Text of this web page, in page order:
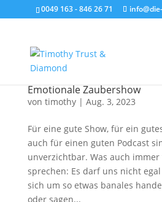
0049 163 - 846 26 71
Emotionale Zaubershow
von timothy| Aug. 3, 2023
Für eine gute Show, für ein
auch für einen guten Podcast
unverzichtbar. Was auch
sprechen: Es darf uns nicht
sich um so etwas banales
oder sagen...